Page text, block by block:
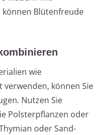
Blütenfreude
wie
verwenden, können Sie
Nutzen Sie
Polsterpflanzen oder
oder Sand-